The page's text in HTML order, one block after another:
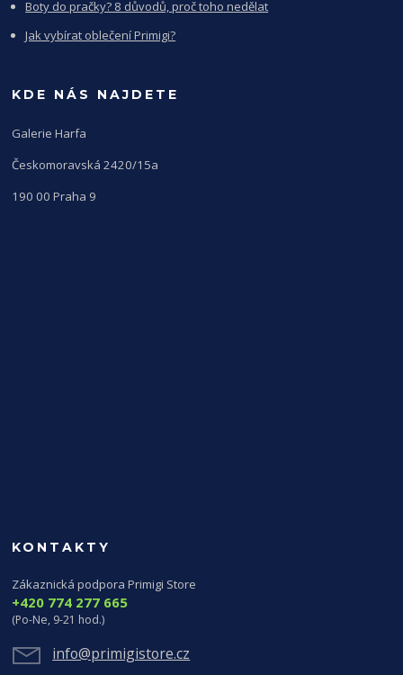
Boty do pračky? 8 důvodů, proč toho nedělat
Jak vybírat oblečení Primigi?
KDE NÁS NAJDETE
Galerie Harfa
Českomoravská 2420/15a
190 00 Praha 9
KONTAKTY
Zákaznická podpora Primigi Store
+420 774 277 665
(Po-Ne, 9-21 hod.)
info@primigistore.cz